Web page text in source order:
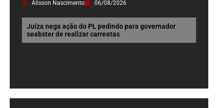
Alisson Nascimento 06/08/2026
Juíza nega ação do PL pedindo para governador
seabster de realizar carreatas